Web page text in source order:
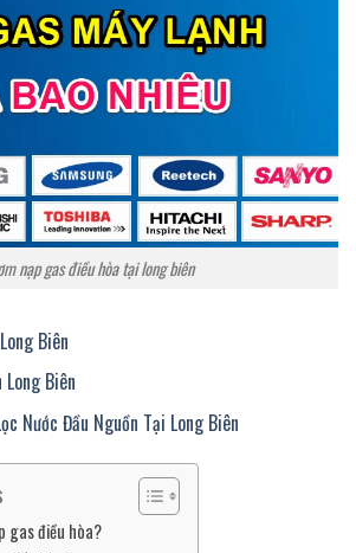
nạp gas điều hòa tại long biên
Biên
Biên
Nước Đầu Nguồn Tại Long Biên
gas điều hòa?